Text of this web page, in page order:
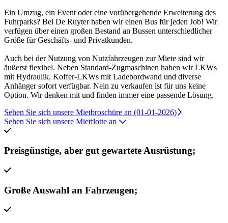
Ein Umzug, ein Event oder eine vorübergehende Erweiterung des
Fuhrparks? Bei De Ruyter haben wir einen Bus für jeden Job! Wir
verfügen über einen großen Bestand an Bussen unterschiedlicher
Größe für Geschäfts- und Privatkunden.
Auch bei der Nutzung von Nutzfahrzeugen zur Miete sind wir
äußerst flexibel. Neben Standard-Zugmaschinen haben wir LKWs
mit Hydraulik, Koffer-LKWs mit Ladebordwand und diverse
Anhänger sofort verfügbar. Nein zu verkaufen ist für uns keine
Option. Wir denken mit und finden immer eine passende Lösung.
Sehen Sie sich unsere Mietbroschüre an (01-01-2026)
Sehen Sie sich unsere Mietflotte an
Preisgünstige, aber gut gewartete Ausrüstung;
Große Auswahl an Fahrzeugen;